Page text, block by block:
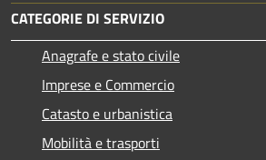
CATEGORIE DI SERVIZIO
Anagrafe e stato civile
Imprese e Commercio
Catasto e urbanistica
Mobilità e trasporti